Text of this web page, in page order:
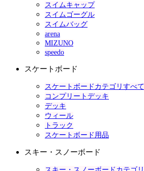
スイムキャップ
スイムゴーグル
スイムバッグ
arena
MIZUNO
speedo
スケートボード
スケートボードカテゴリすべて
コンプリートデッキ
デッキ
ウィール
トラック
スケートボード用品
スキー・スノーボード